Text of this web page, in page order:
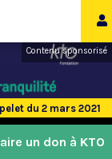
Contenu sponsorisé
du 2 mars 2021
un don à KTO